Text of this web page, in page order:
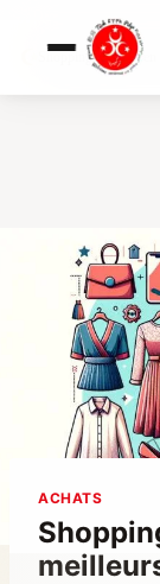
Shopping en ligne
ACHATS